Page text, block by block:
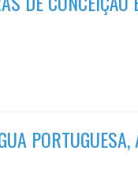
PORTUGUESA,